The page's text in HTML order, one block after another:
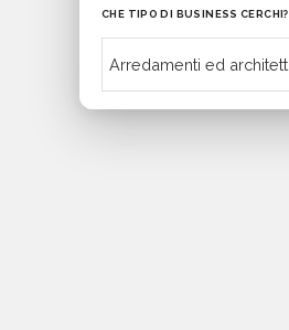
CHE TIPO DI BUSINESS CERCHI?